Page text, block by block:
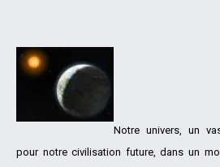
Notre univers, un
pour notre civilisation future, dans un